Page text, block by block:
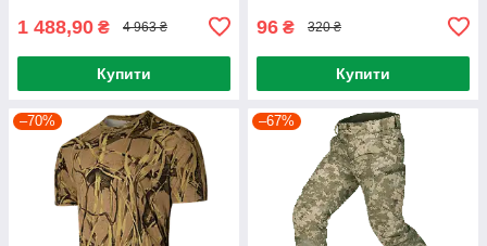
1 488,90 ₴ 4 963 ₴
Купити
96 ₴ 320 ₴
Купити
–70% –67%